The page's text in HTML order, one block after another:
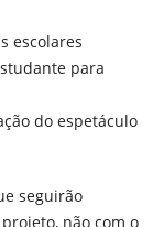
escolares
para
do espetáculo
seguirão
não com o